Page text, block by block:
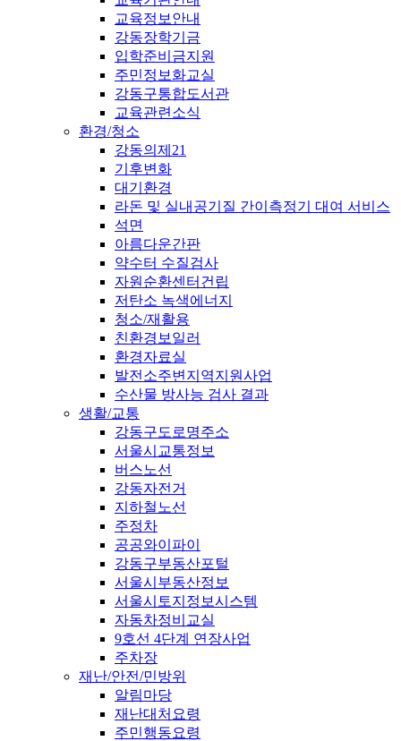
교육정보안내
강동장학기금
입학준비금지원
주민정보화교실
강동구통합도서관
교육관련소식
환경/청소
강동의제21
기후변화
대기환경
라돈 및 실내공기질 간이측정기 대여 서비스
석면
아름다운간판
약수터 수질검사
자원순환센터건립
저탄소 녹색에너지
청소/재활용
친환경보일러
환경자료실
발전소주변지역지원사업
수산물 방사능 검사 결과
생활/교통
강동구도로명주소
서울시교통정보
버스노선
강동자전거
지하철노선
주정차
공공와이파이
강동구부동산포털
서울시부동산정보
서울시토지정보시스템
자동차정비교실
9호선 4단계 연장사업
주차장
재난/안전/민방위
알림마당
재난대처요령
주민행동요령